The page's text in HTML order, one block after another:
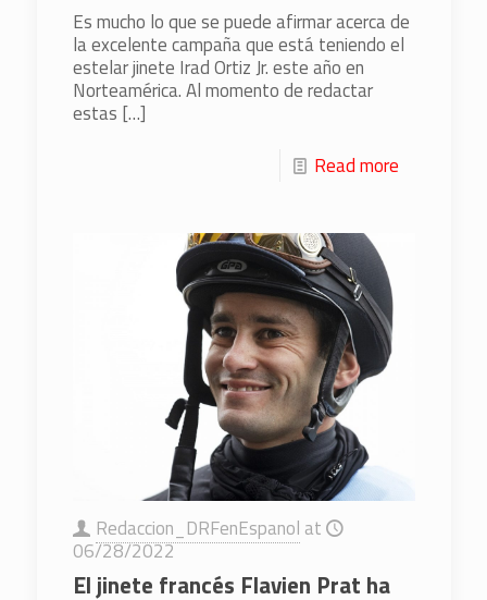
Es mucho lo que se puede afirmar acerca de
la excelente campaña que está teniendo el
estelar jinete Irad Ortiz Jr. este año en
Norteamérica. Al momento de redactar
estas […]
Read more
Redaccion_DRFenEspanol at
06/28/2022
El jinete francés Flavien Prat ha